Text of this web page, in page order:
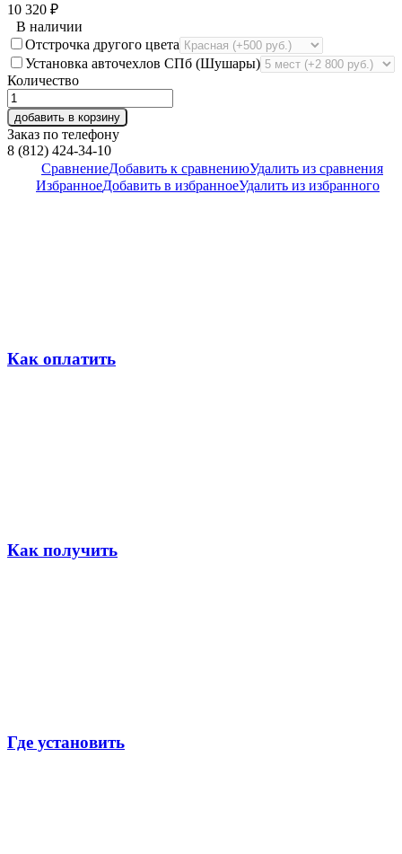
10 320 ₽
В наличии
Отстрочка другого цвета
Установка авточехлов СПб (Шушары)
Количество
добавить в корзину
Заказ по телефону
8 (812) 424-34-10
СравнениеДобавить к сравнениюУдалить из сравнения
ИзбранноеДобавить в избранноеУдалить из избранного
Как оплатить
Как получить
Где установить